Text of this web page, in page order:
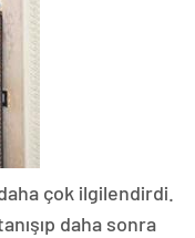
çok ilgilendirdi.
daha sonra